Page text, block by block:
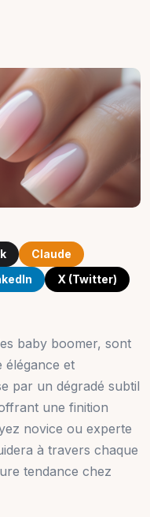
Claude
X (Twitter)
baby boomer, sont
élégance et
par un dégradé subtil
une finition
novice ou experte
à travers chaque
tendance chez